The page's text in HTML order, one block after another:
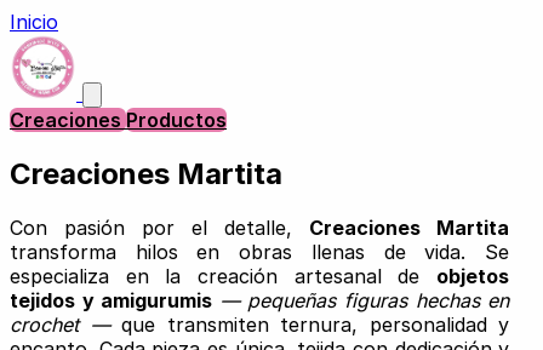
Inicio
CreacionesProductos
Creaciones Martita
Con pasión por el detalle, Creaciones Martita
transforma hilos en obras llenas de vida. Se
especializa en la creación artesanal de objetos
tejidos y amigurumis — pequeñas figuras hechas en
crochet —que transmiten ternura, personalidad y